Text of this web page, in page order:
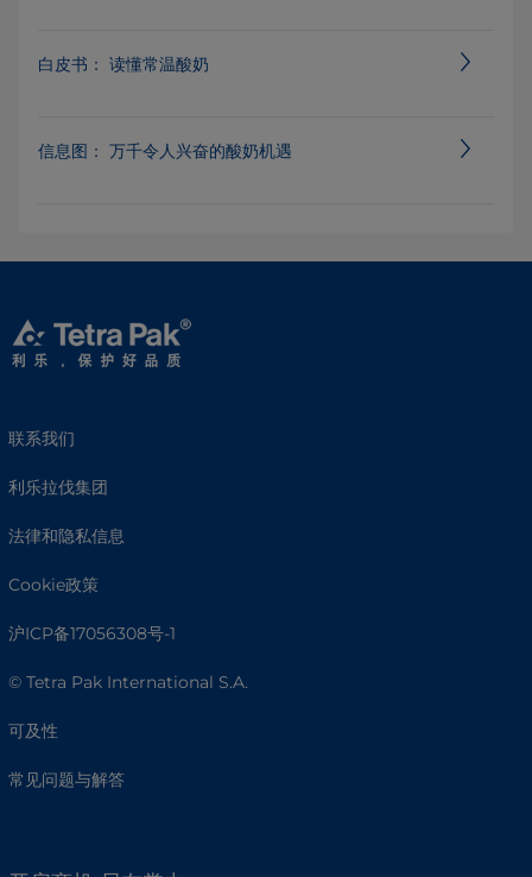
白皮书： 读懂常温酸奶
信息图： 万千令人兴奋的酸奶机遇
联系我们
利乐拉伐集团
法律和隐私信息
Cookie政策
沪ICP备17056308号-1
© Tetra Pak International S.A.
可及性
常见问题与解答